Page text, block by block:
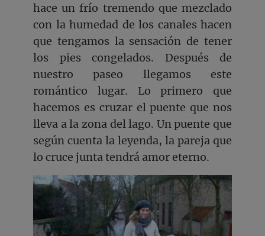
hace un frío tremendo que mezclado
con la humedad de los canales hacen
que tengamos la sensación de tener
los pies congelados. Después de
nuestro paseo llegamos este
romántico lugar. Lo primero que
hacemos es cruzar el puente que nos
lleva a la zona del lago. Un puente que
según cuenta la leyenda, la pareja que
lo cruce junta tendrá amor eterno.